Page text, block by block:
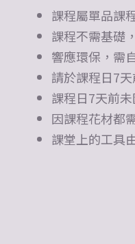
課程屬單品課
課程不需基礎
響應環保，需
請於課程日7
課程日7天前
因課程花材都
課堂上的工具